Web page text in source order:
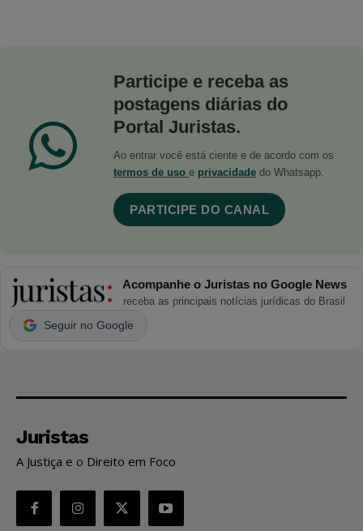
Participe e receba as
postagens diárias do
Portal Juristas.
Ao entrar você está ciente e de acordo com os
termos de uso e privacidade do Whatsapp.
PARTICIPE DO CANAL
Acompanhe o Juristas no Google News
receba as principais notícias jurídicas do Brasil
Seguir no Google
Juristas
A Justiça e o Direito em Foco